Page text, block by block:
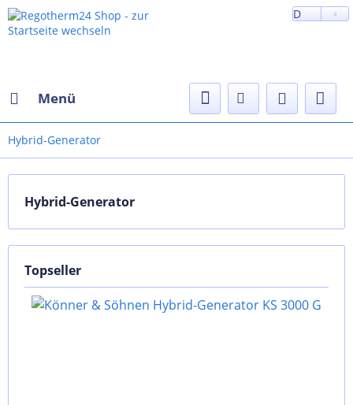
D
Menü
Hybrid-Generator
Hybrid-Generator
Topseller